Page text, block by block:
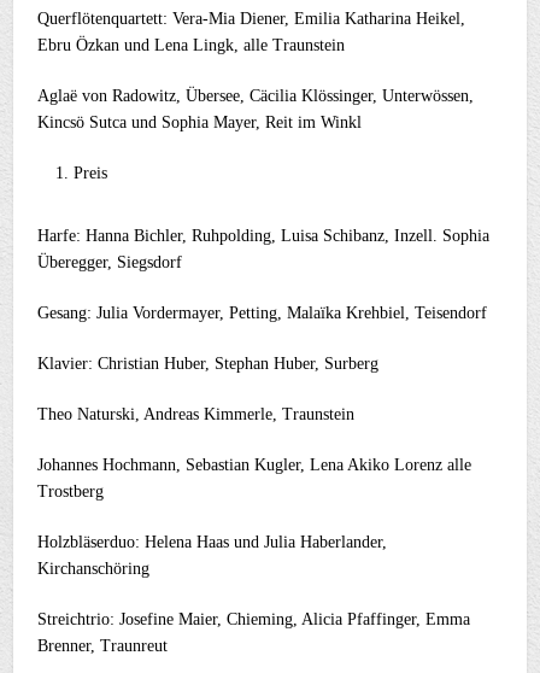
Querflötenquartett: Vera-Mia Diener, Emilia Katharina Heikel,
Ebru Özkan und Lena Lingk, alle Traunstein
Aglaë von Radowitz, Übersee, Cäcilia Klössinger, Unterwössen,
Kincsö Sutca und Sophia Mayer, Reit im Winkl
Preis
Harfe: Hanna Bichler, Ruhpolding, Luisa Schibanz, Inzell. Sophia
Überegger, Siegsdorf
Gesang: Julia Vordermayer, Petting, Malaïka Krehbiel, Teisendorf
Klavier: Christian Huber, Stephan Huber, Surberg
Theo Naturski, Andreas Kimmerle, Traunstein
Johannes Hochmann, Sebastian Kugler, Lena Akiko Lorenz alle
Trostberg
Holzbläserduo: Helena Haas und Julia Haberlander,
Kirchanschöring
Streichtrio: Josefine Maier, Chieming, Alicia Pfaffinger, Emma
Brenner, Traunreut